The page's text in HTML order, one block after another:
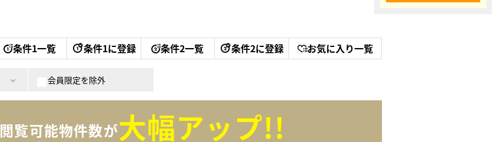
条件1一覧 条件1に登録 条件2一覧 条件2に登録 お気に入り一覧
会員限定を除外
閲覧可能物件数が大幅アップ!!